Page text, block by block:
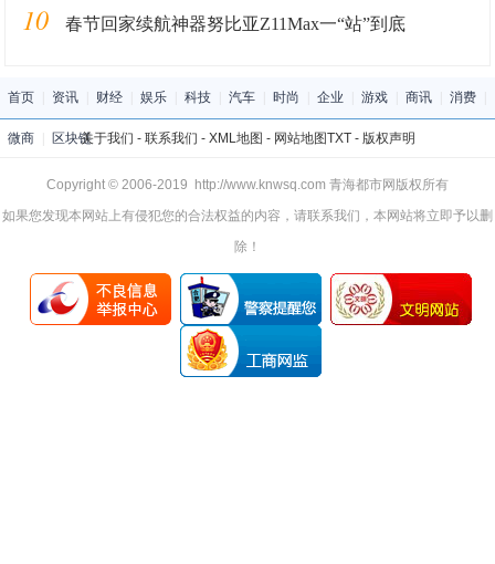
10 春节回家续航神器努比亚Z11Max一“站”到底
首页 资讯 财经 娱乐 科技 汽车 时尚 企业 游戏 商讯 消费
微商 区块链关于我们 - 联系我们 - XML地图 - 网站地图TXT- 版权声明
Copyright © 2006-2019 http://www.knwsq.com 青海都市网版权所有
如果您发现本网站上有侵犯您的合法权益的内容，请联系我们，本网站将立即予以删
除！